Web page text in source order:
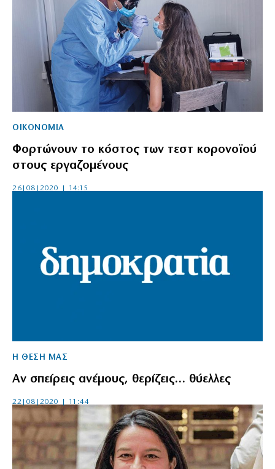
ΟΙΚΟΝΟΜΙΑ
Φορτώνουν το κόστος των τεστ κορονοϊού
στους εργαζομένους
26|08|2020 | 14:15
Η ΘΕΣΗ ΜΑΣ
Αν σπείρεις ανέμους, θερίζεις… θύελλες
22|08|2020 | 11:44